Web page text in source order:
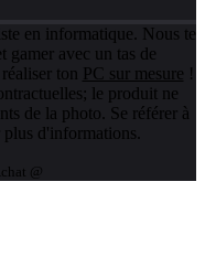
en informatique. Nous te
gamer avec un tas de
ton PC sur mesure !
le produit ne
de la photo. Se référer à
d'informations.
@